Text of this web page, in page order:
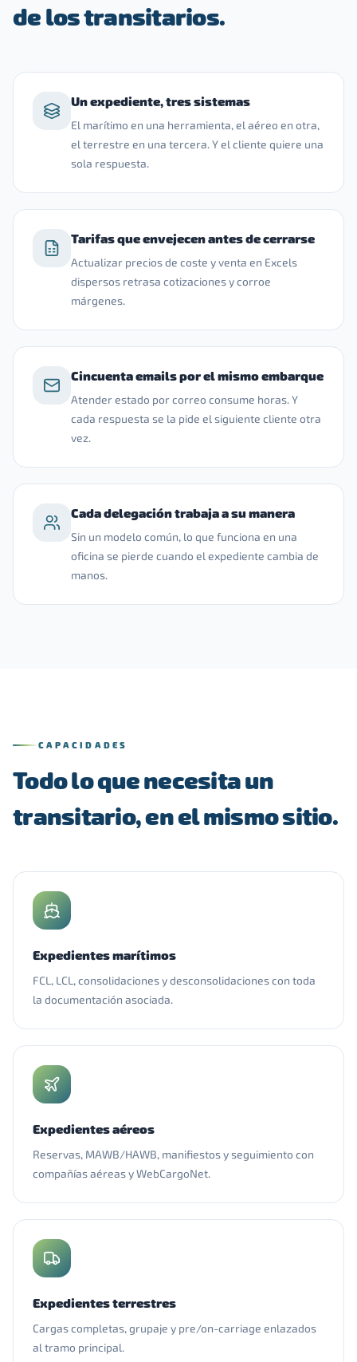
de los transitarios.
Un expediente, tres sistemas
El marítimo en una herramienta, el aéreo en otra,
el terrestre en una tercera. Y el cliente quiere una
sola respuesta.
Tarifas que envejecen antes de cerrarse
Actualizar precios de coste y venta en Excels
dispersos retrasa cotizaciones y corroe
márgenes.
Cincuenta emails por el mismo embarque
Atender estado por correo consume horas. Y
cada respuesta se la pide el siguiente cliente otra
vez.
Cada delegación trabaja a su manera
Sin un modelo común, lo que funciona en una
oficina se pierde cuando el expediente cambia de
manos.
CAPACIDADES
Todo lo que necesita un
transitario, en el mismo sitio.
Expedientes marítimos
FCL, LCL, consolidaciones y desconsolidaciones con toda
la documentación asociada.
Expedientes aéreos
Reservas, MAWB/HAWB, manifiestos y seguimiento con
compañías aéreas y WebCargoNet.
Expedientes terrestres
Cargas completas, grupaje y pre/on-carriage enlazados
al tramo principal.